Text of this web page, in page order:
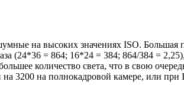
на высоких значениях ISO. Большая
= 864; 16*24 = 384; 864/384 =
количество света, что в свою
3200 на полнокадровой камере, или при